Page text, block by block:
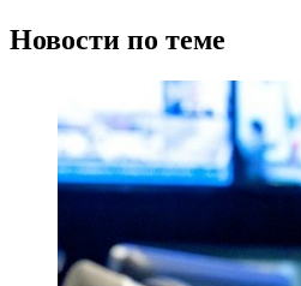
Новости по теме